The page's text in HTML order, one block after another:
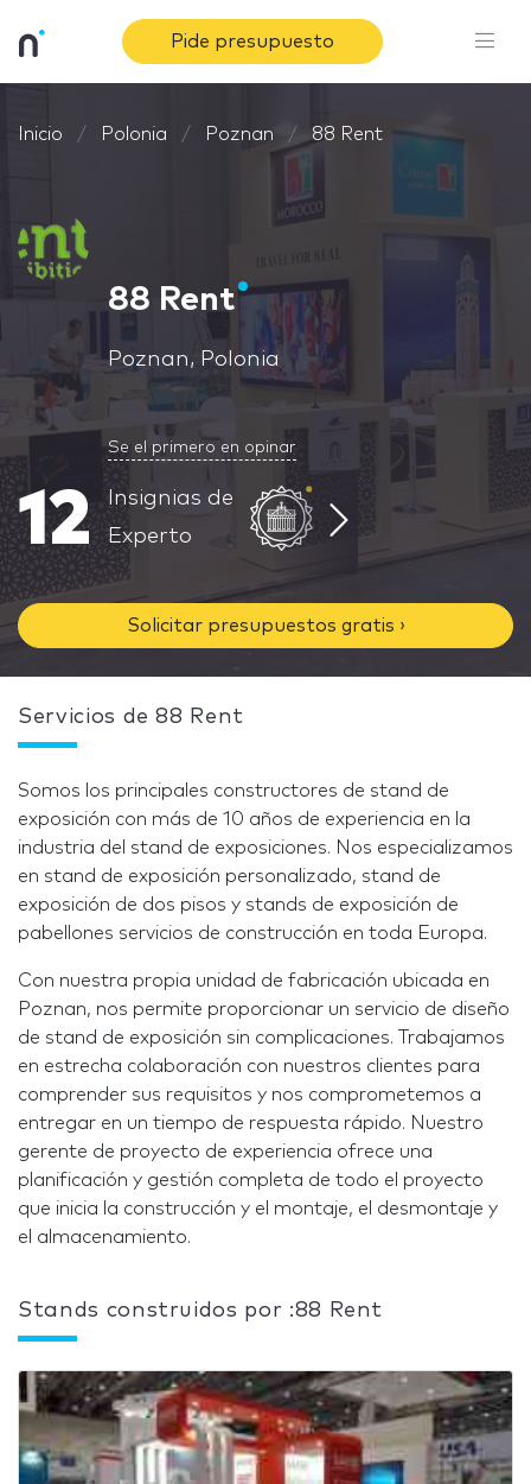
Pide presupuesto
Inicio Polonia Poznan 88 Rent
88 Rent
Poznan, Polonia
Se el primero en opinar
12
Insignias de
Experto
Solicitar presupuestos gratis ›
Servicios de 88 Rent
Somos los principales constructores de stand de
exposición con más de 10 años de experiencia en la
industria del stand de exposiciones. Nos especializamos
en stand de exposición personalizado, stand de
exposición de dos pisos y stands de exposición de
pabellones servicios de construcción en toda Europa.
Con nuestra propia unidad de fabricación ubicada en
Poznan, nos permite proporcionar un servicio de diseño
de stand de exposición sin complicaciones. Trabajamos
en estrecha colaboración con nuestros clientes para
comprender sus requisitos y nos comprometemos a
entregar en un tiempo de respuesta rápido. Nuestro
gerente de proyecto de experiencia ofrece una
planificación y gestión completa de todo el proyecto
que inicia la construcción y el montaje, el desmontaje y
el almacenamiento.
Stands construidos por :88 Rent